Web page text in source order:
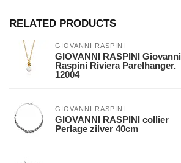
RELATED PRODUCTS
GIOVANNI RASPINI
GIOVANNI RASPINI Giovanni
Raspini Riviera Parelhanger.
12004
GIOVANNI RASPINI
GIOVANNI RASPINI collier
Perlage zilver 40cm